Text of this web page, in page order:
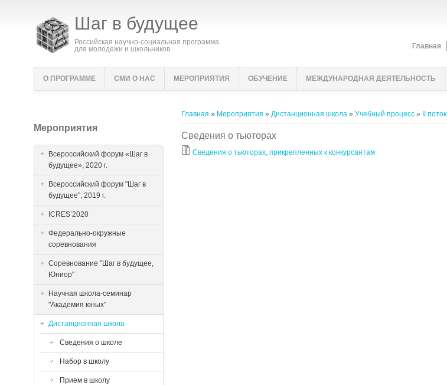
Главная
Шаг в будущее
Российская научно-социальная программа
для молодежи и школьников
О ПРОГРАММЕ СМИ О НАС МЕРОПРИЯТИЯ ОБУЧЕНИЕ МЕЖДУНАРОДНАЯ ДЕЯТЕЛЬНОСТЬ
Вы здесь
Главная » Мероприятия » Дистанционная школа » Учебный процесс » II поток
Сведения о тьюторах
Сведения о тьюторах, прикрепленных к конкурсантам
Мероприятия
Всероссийский форум «Шаг в
будущее», 2020 г.
Всероссийский форум "Шаг в
будущее", 2019 г.
ICRES’2020
Федерально-окружные
соревнования
Соревнование "Шаг в будущее,
Юниор"
Научная школа-семинар
"Академия юных"
Дистанционная школа
Сведения о школе
Набор в школу
Прием в школу